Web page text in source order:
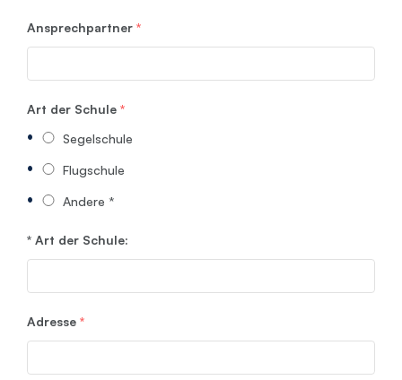
Ansprechpartner *
Art der Schule *
Segelschule
Flugschule
Andere *
* Art der Schule:
Adresse *